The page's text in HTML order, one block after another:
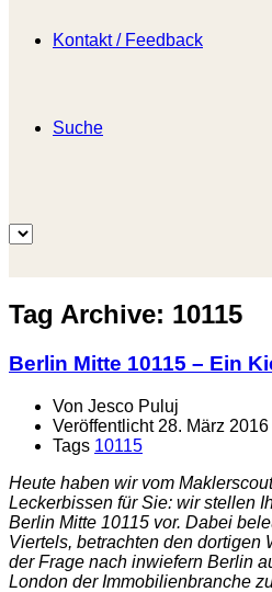
Kontakt / Feedback
Suche
Tag Archive: 10115
Berlin Mitte 10115 – Ein
Von Jesco Puluj
Veröffentlicht28. März 2016
Tags 10115
Heute haben wir vom
Leckerbissen für Sie: wir stellen
Berlin Mitte 10115 vor. Dabei
Viertels, betrachten den dortigen
der Frage nach inwiefern Berlin
London der Immobilienbranche